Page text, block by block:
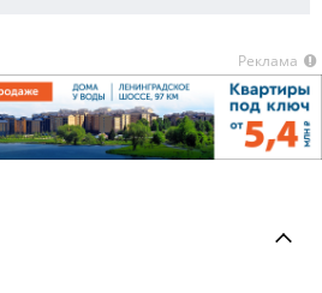
Реклама